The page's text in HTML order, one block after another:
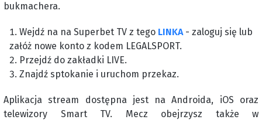
bukmachera.
Wejdź na na Superbet TV z tego LINKA- zaloguj się lub
załóż nowe konto z kodem LEGALSPORT.
Przejdź do zakładki LIVE.
Znajdź sptokanie i uruchom przekaz.
Aplikacja stream dostępna jest na Androida, iOS oraz
telewizory Smart TV. Mecz obejrzysz także w